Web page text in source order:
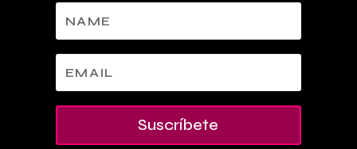
Suscríbete